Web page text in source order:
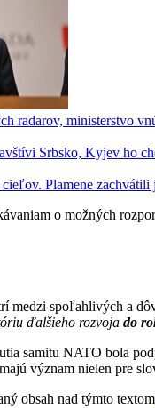
radarov, ministerstvo
Srbsko, Kyjev ho
Plamene
o možných
medzi spoľahlivých a
ďalšieho rozvoja do
samitu NATO bola
význam nielen pre
obsah nad týmto textom